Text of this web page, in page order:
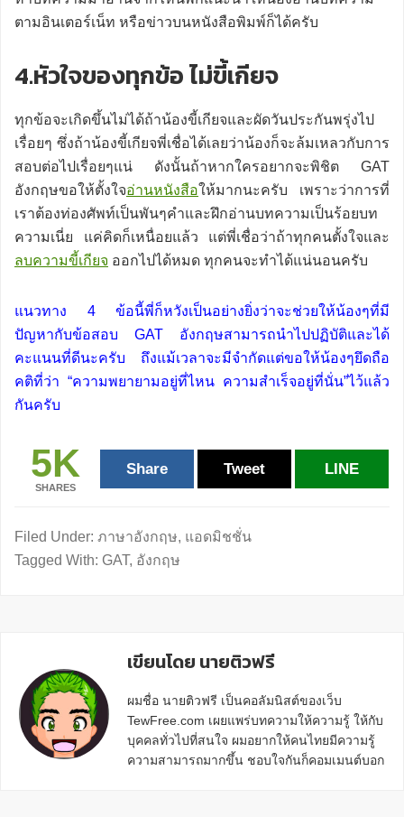
ตามอินเตอร์เน็ท หรือข่าวบนหนังสือพิมพ์ก็ได้ครับ
4.หัวใจของทุกข้อ ไม่ขี้เกียจ
ทุกข้อจะเกิดขึ้นไม่ได้ถ้าน้องขี้เกียจและผัดวันประกันพรุ่งไป
เรื่อยๆ ซึ่งถ้าน้องขี้เกียจพี่เชื่อได้เลยว่าน้องก็จะล้มเหลวกับการ
สอบต่อไปเรื่อยๆแน่ ดังนั้นถ้าหากใครอยากจะพิชิต GAT
อังกฤษขอให้ตั้งใจอ่านหนังสือให้มากนะครับ เพราะว่าการที่
เราต้องท่องศัพท์เป็นพันๆคำและฝึกอ่านบทความเป็นร้อยบท
ความเนี่ย แค่คิดก็เหนื่อยแล้ว แต่พี่เชื่อว่าถ้าทุกคนตั้งใจและ
ลบความขี้เกียจ ออกไปได้หมด ทุกคนจะทำได้แน่นอนครับ
แนวทาง 4 ข้อนี้พี่ก็หวังเป็นอย่างยิ่งว่าจะช่วยให้น้องๆที่มี
ปัญหากับข้อสอบ GAT อังกฤษสามารถนำไปปฏิบัติและได้
คะแนนที่ดีนะครับ ถึงแม้เวลาจะมีจำกัดแต่ขอให้น้องๆยึดถือ
คติที่ว่า “ความพยายามอยู่ที่ไหน ความสำเร็จอยู่ที่นั่น”ไว้แล้ว
กันครับ
5K
SHARES
Share Tweet LINE
Filed Under: ภาษาอังกฤษ, แอดมิชชั่น
Tagged With: GAT, อังกฤษ
เขียนโดย นายติวฟรี
ผมชื่อ นายติวฟรี เป็นคอลัมนิสต์ของเว็บ
TewFree.com เผยแพร่บทความให้ความรู้ ให้กับ
บุคคลทั่วไปที่สนใจ ผมอยากให้คนไทยมีความรู้
ความสามารถมากขึ้น ชอบใจกันก็คอมเมนต์บอก